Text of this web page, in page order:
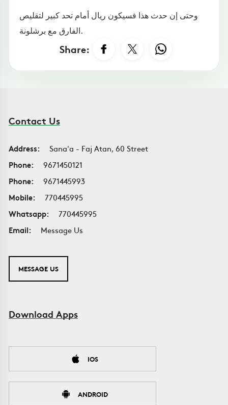
وحتى إن حدث هذا فسيكون ريال أمام تحد كبير لتقليص
الفارق مع برشلونة.
Share:
Contact Us
Address:
Sana'a - Faj Atan, 60 Street
Phone:
9671450121
Phone:
9671445993
Mobile:
770445995
Whatsapp:
770445995
Email:
Message Us
MESSAGE US
Download Apps
IOS
ANDROID